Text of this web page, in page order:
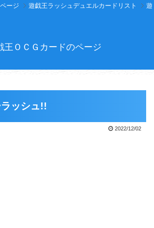
ージ 遊戯王ラッシュデュエルカードリスト
遊
王ＯＣＧカードのページ
ッシュ!!
2022/12/02